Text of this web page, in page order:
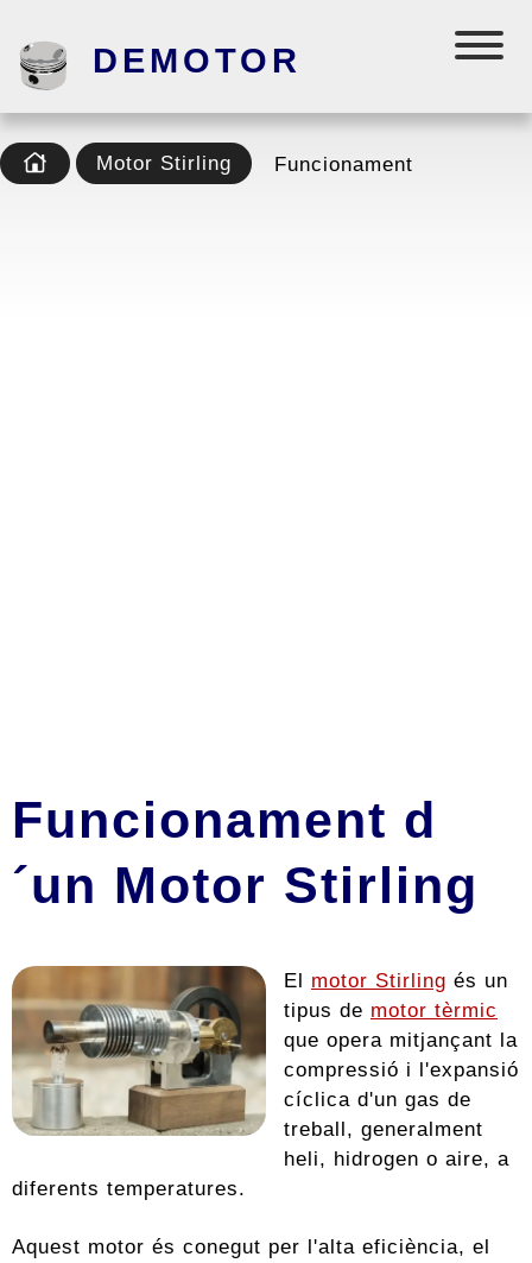
DEMOTOR
Motor Stirling Funcionament
Funcionament d
´un Motor Stirling
El motor Stirling és un
tipus de motor tèrmic
que opera mitjançant la
compressió i l'expansió
cíclica d'un gas de
treball, generalment
heli, hidrogen o aire, a
diferents temperatures.
Aquest motor és conegut per l'alta eficiència, el